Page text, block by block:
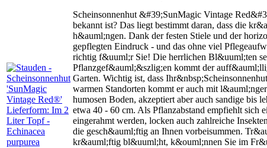
Scheinsonnenhut &#39;SunMagic Vintage
bekannt ist? Das liegt bestimmt daran, dass die
h&auml;ngen. Dank der festen Stiele und der
gepflegten Eindruck - und das ohne viel
richtig f&uuml;r Sie! Die herrlichen Bl&uuml;ten
Pflanzgef&auml;&szlig;en kommt der
Garten. Wichtig ist, dass
warmen Standorten kommt er auch mit
humosen Boden, akzeptiert aber auch sandige
etwa 40 - 60 cm. Als Pflanzabstand empfiehlt
eingerahmt werden, locken auch zahlreiche
die gesch&auml;ftig an Ihnen vorbeisummen.
kr&auml;ftig bl&uuml;ht, k&ouml;nnen Sie im